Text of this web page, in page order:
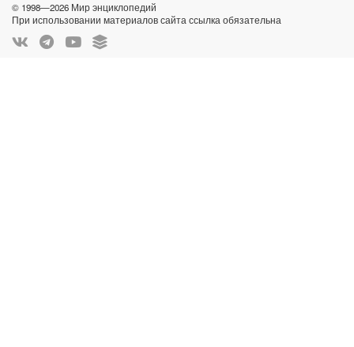
© 1998—2026 Мир энциклопедий
При использовании материалов сайта ссылка обязательна